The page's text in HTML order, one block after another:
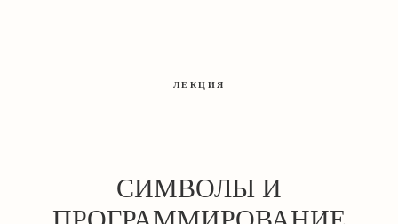
ЛЕКЦИЯ
СИМВОЛЫ И